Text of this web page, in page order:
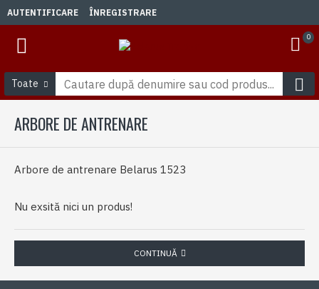
AUTENTIFICARE ÎNREGISTRARE
0
Toate
ARBORE DE ANTRENARE
Arbore de antrenare Belarus 1523
Nu exsită nici un produs!
CONTINUĂ